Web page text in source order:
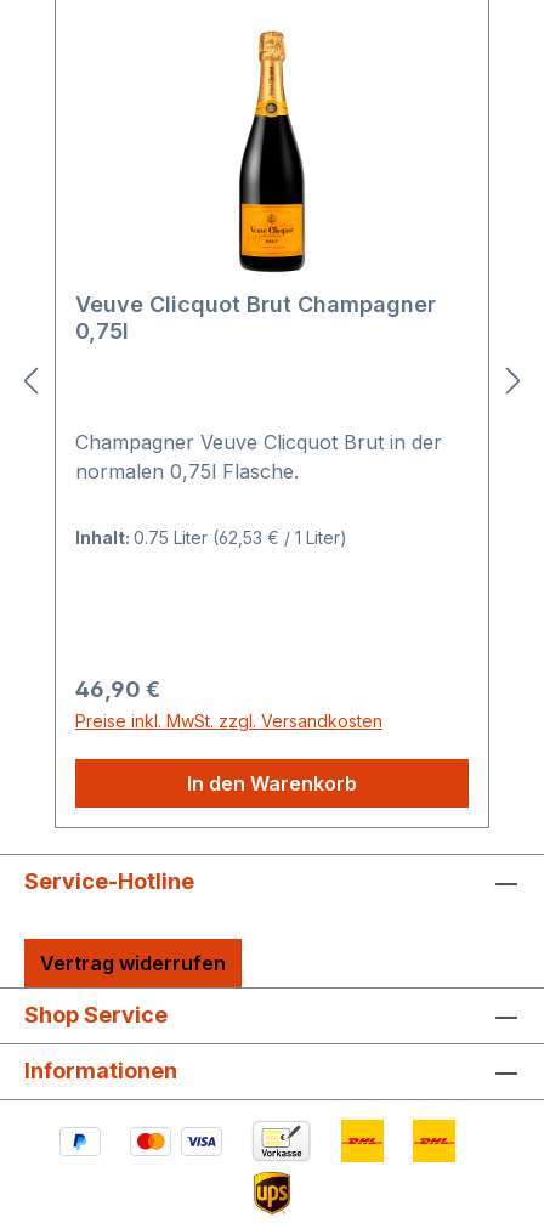
Veuve Clicquot Brut Champagner
0,75l
Champagner Veuve Clicquot Brut in der
normalen 0,75l Flasche.
Inhalt: 0.75 Liter (62,53 € / 1 Liter)
Regulärer Preis:
46,90 €
Preise inkl. MwSt. zzgl. Versandkosten
In den Warenkorb
Service-Hotline
Vertrag widerrufen
Shop Service
Informationen